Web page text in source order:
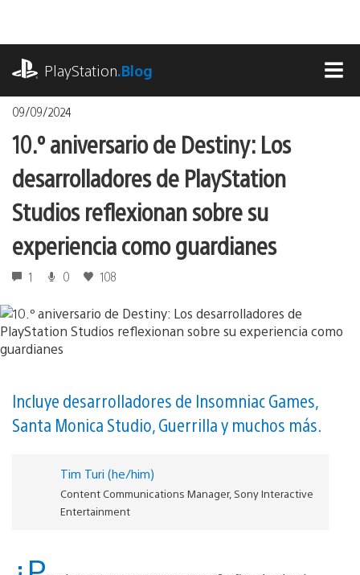
contenido
PlayStation.Blog
09/09/2024
10.º aniversario de Destiny: Los
desarrolladores de PlayStation
Studios reflexionan sobre su
experiencia como guardianes
1 0 108
Incluye desarrolladores de Insomniac Games,
Santa Monica Studio, Guerrilla y muchos más.
Tim Turi (he/him)
Content Communications Manager, Sony Interactive
Entertainment